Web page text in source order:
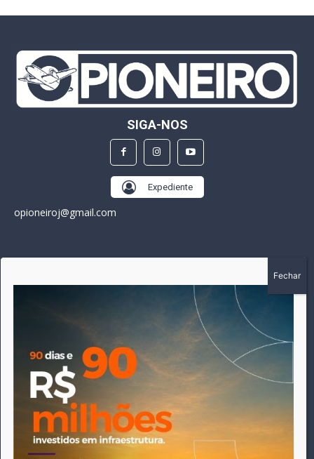
SIGA-NOS
Expediente
opioneiroj@gmail.com
A história do Pioneiro inicia em fevereiro de 2005 em
Canarana - MT, na época, como um jornal impresso semanal,
que chegou a possuir mil assinantes. Durante 15 anos, foram
publicadas 691 edições que narraram os acontecimentos
políticos, policiais e cotidianos de Canarana e região. Fiel a sua
origem, pautado sempre pela busca incessante da
imparcialidade, faz jus a sua logo, com o característico "avião
da praça" de Canarana, sendo o símbolo do
comprometimento deste veículo de comunicação com o
relato dos fatos neste município. Em 06 de dezembro de 2019
circulou a última edição impressa do jornal, que desde então